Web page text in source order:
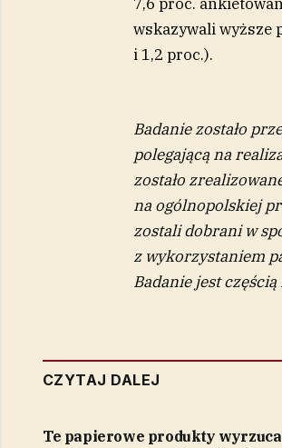
wskazywali wyższe
i 1,2 proc.).
Badanie zostało
polegającą na
zostało
na ogólnopolskiej
zostali dobrani w
z wykorzystaniem
Badanie jest
CZYTAJ DALEJ
Te papierowe produkty wyrzuca